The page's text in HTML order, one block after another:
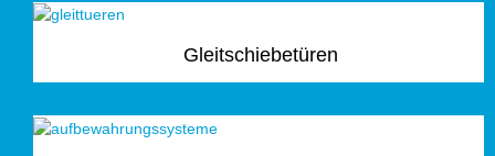
Gleitschiebetüren